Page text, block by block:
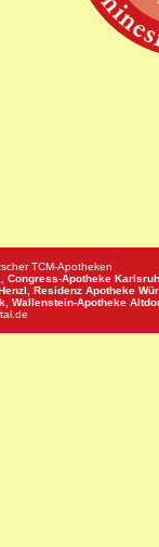
TCM-Apotheken
Congress-Apotheke
Residenz Apotheke
Wallenstein-Apotheke